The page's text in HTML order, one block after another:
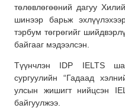
төлөвлөгөөний дагуу
шинээр барьж
тэрбум төгрөгийг
байгааг мэдээлсэн.
Түүнчлэн IDP IELTS
сургуулийн “Гадаад
улсын жишигт нийцсэн
байгуулжээ.